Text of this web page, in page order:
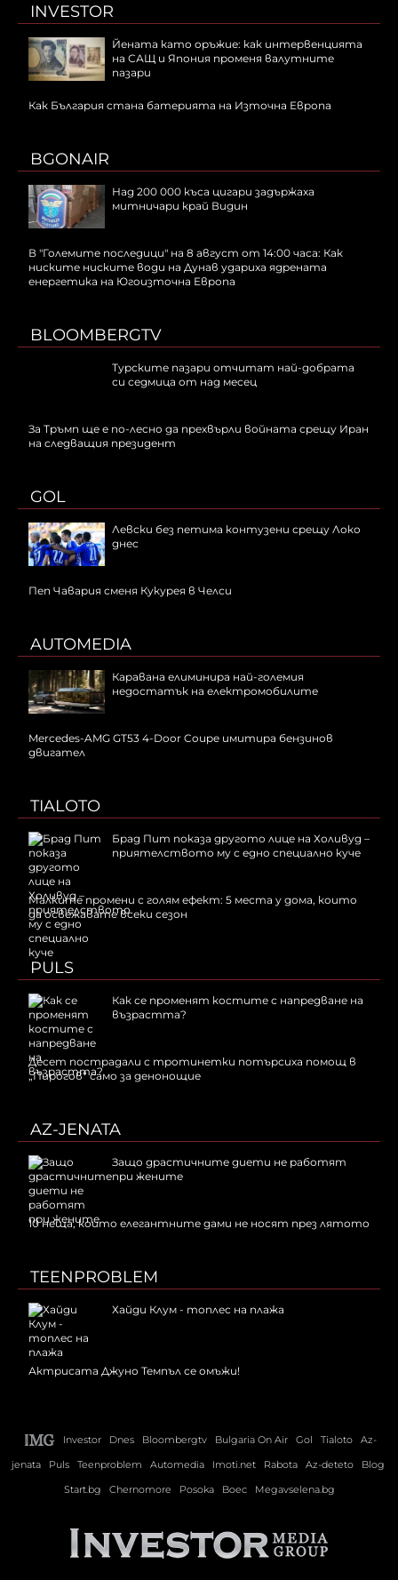
INVESTOR
Йената като оръжие: как интервенцията
на САЩ и Япония променя валутните
пазари
Как България стана батерията на Източна Европа
BGONAIR
Над 200 000 къса цигари задържаха
митничари край Видин
В "Големите последици" на 8 август от 14:00 часа: Как
ниските ниските води на Дунав удариха ядрената
енергетика на Югоизточна Европа
BLOOMBERGTV
Турските пазари отчитат най-добрата
си седмица от над месец
За Тръмп ще е по-лесно да прехвърли войната срещу Иран
на следващия президент
GOL
Левски без петима контузени срещу Локо
днес
Пеп Чавария сменя Кукурея в Челси
AUTOMEDIA
Каравана елиминира най-големия
недостатък на електромобилите
Mercedes-AMG GT53 4-Door Coupe имитира бензинов
двигател
TIALOTO
Брад Пит показа другото лице на Холивуд –
приятелството му с едно специално куче
Малките промени с голям ефект: 5 места у дома, които
да освежавате всеки сезон
PULS
Как се променят костите с напредване на
възрастта?
Десет пострадали с тротинетки потърсиха помощ в
„Пирогов“ само за денонощие
AZ-JENATA
Защо драстичните диети не работят
при жените
10 неща, които елегантните дами не носят през лятото
TEENPROBLEM
Хайди Клум - топлес на плажа
Актрисата Джуно Темпъл се омъжи!
Investor Dnes Bloombergtv Bulgaria On Air Gol Tialoto
Az-
jenata
Puls Teenproblem Automedia Imoti.net Rabota Az-deteto
Blog
Start.bg
Chernomore Posoka Boec Megavselena.bg